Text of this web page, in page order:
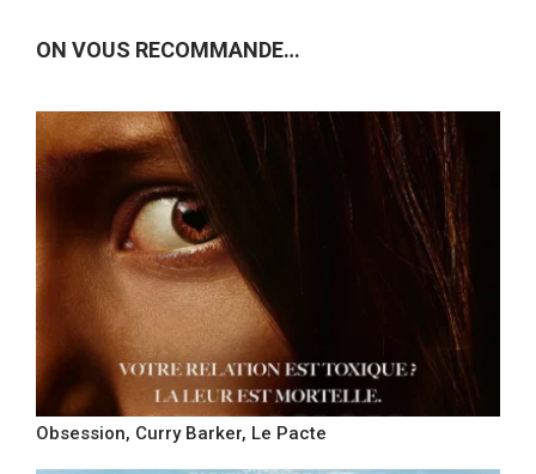
ON VOUS RECOMMANDE…
Obsession, Curry Barker, Le Pacte